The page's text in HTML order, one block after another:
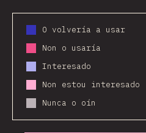
O volvería a usar
Non o usaría
Interesado
Non estou interesado
Nunca o oín
2019 2020